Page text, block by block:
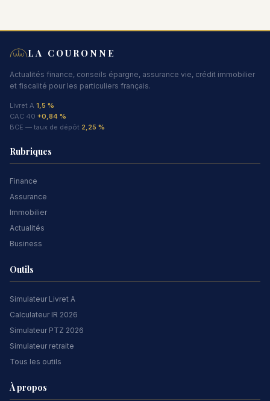
LA COURONNE
Actualités finance, conseils épargne, assurance vie, crédit immobilier
et fiscalité pour les particuliers français.
Livret A 1,5 %
CAC 40 +0,84 %
BCE — taux de dépôt 2,25 %
Rubriques
Finance
Assurance
Immobilier
Actualités
Business
Outils
Simulateur Livret A
Calculateur IR 2026
Simulateur PTZ 2026
Simulateur retraite
Tous les outils
À propos